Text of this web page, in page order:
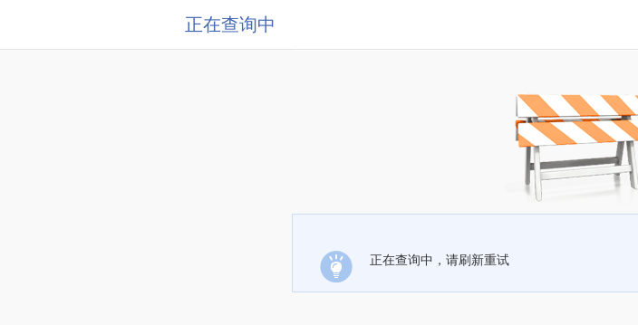
正在查询中
正在查询中，请刷新重试